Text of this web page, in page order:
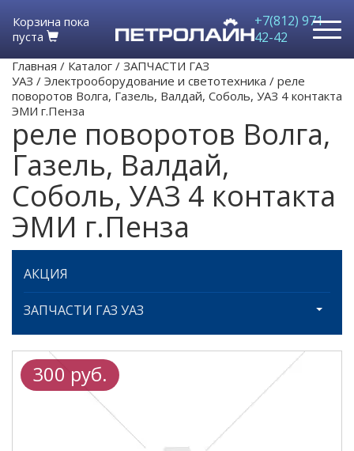
Корзина пока
пуста
+7(812) 971-
42-42
Главная / Каталог / ЗАПЧАСТИ ГАЗ
УАЗ / Электрооборудование и светотехника / реле
поворотов Волга, Газель, Валдай, Соболь, УАЗ 4 контакта
ЭМИ г.Пенза
реле поворотов Волга,
Газель, Валдай,
Соболь, УАЗ 4 контакта
ЭМИ г.Пенза
АКЦИЯ
ЗАПЧАСТИ ГАЗ УАЗ
300 руб.